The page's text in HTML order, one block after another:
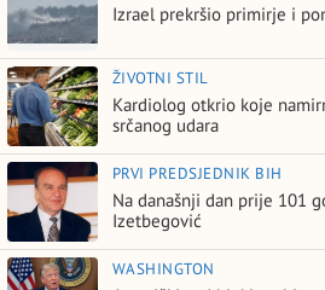
Izrael prekršio primirje i
ŽIVOTNI STIL
Kardiolog otkrio koje
srčanog udara
PRVI PREDSJEDNIK BIH
Na današnji dan prije 101
Izetbegović
WASHINGTON